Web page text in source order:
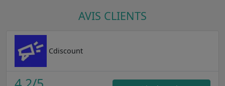
AVIS CLIENTS
Cdiscount